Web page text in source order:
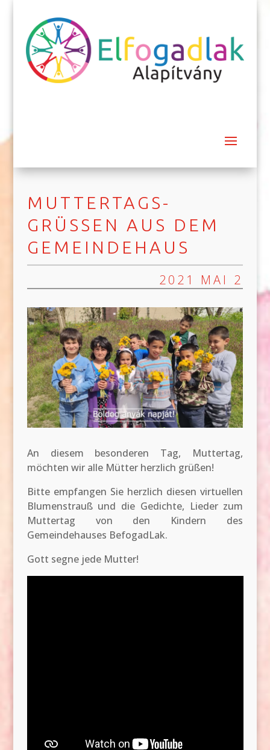
MUTTERTAGS-
GRÜSSEN AUS DEM G
EMEINDEHAUS
2021 MAI 2
An diesem besonderen Tag, Muttertag,
möchten wir alle Mütter herzlich grüßen!
Bitte empfangen Sie herzlich diesen virtuellen
Blumenstrauß und die Gedichte, Lieder zum
Muttertag von den Kindern des
Gemeindehauses BefogadLak.
Gott segne jede Mutter!